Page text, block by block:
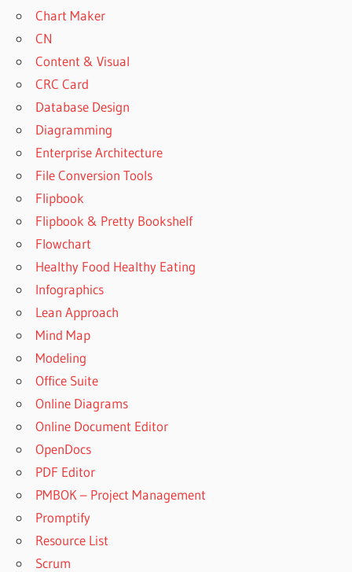
Chart Maker
CN
Content & Visual
CRC Card
Database Design
Diagramming
Enterprise Architecture
File Conversion Tools
Flipbook
Flipbook & Pretty Bookshelf
Flowchart
Healthy Food Healthy Eating
Infographics
Lean Approach
Mind Map
Modeling
Office Suite
Online Diagrams
Online Document Editor
OpenDocs
PDF Editor
PMBOK – Project Management
Promptify
Resource List
Scrum